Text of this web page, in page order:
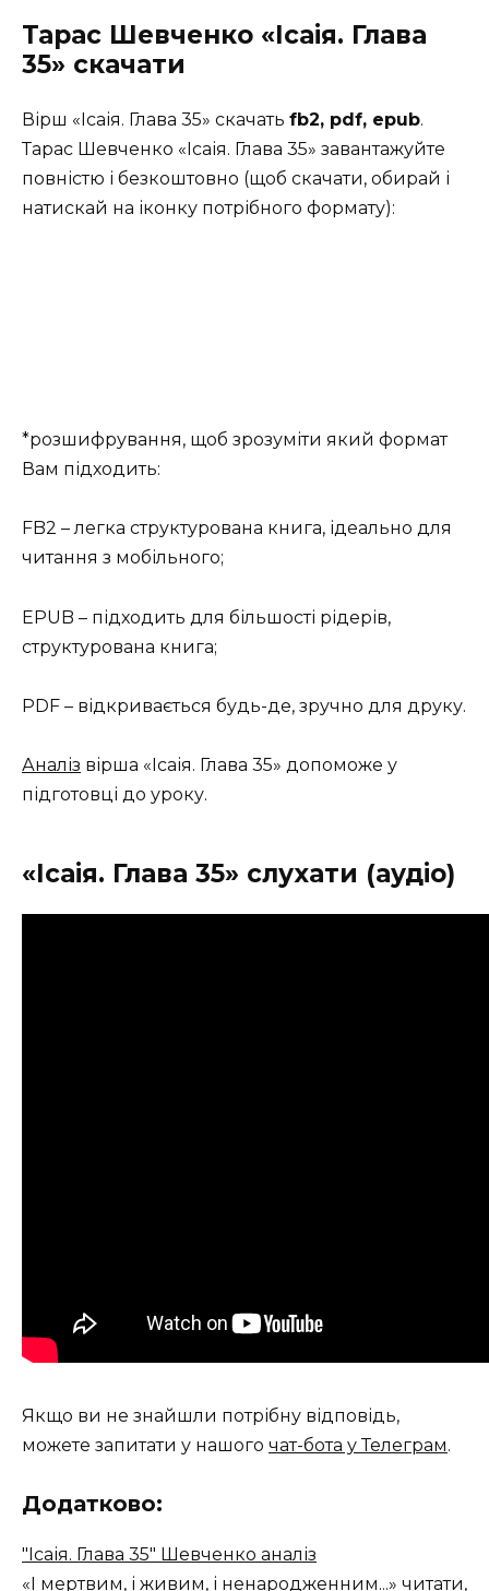
Тарас Шевченко «Ісаія. Глава
35» скачати
Вірш «Ісаія. Глава 35» скачать fb2, pdf, epub.
Тарас Шевченко «Ісаія. Глава 35» завантажуйте
повністю і безкоштовно (щоб скачати, обирай і
натискай на іконку потрібного формату):
*розшифрування, щоб зрозуміти який формат
Вам підходить:
FB2 – легка структурована книга, ідеально для
читання з мобільного;
EPUB – підходить для більшості рідерів,
структурована книга;
PDF – відкривається будь-де, зручно для друку.
Аналіз вірша «Ісаія. Глава 35» допоможе у
підготовці до уроку.
«Ісаія. Глава 35» слухати (аудіо)
Якщо ви не знайшли потрібну відповідь,
можете запитати у нашого чат-бота у Телеграм.
Додатково:
"Ісаія. Глава 35" Шевченко аналіз
«І мертвим, і живим, і ненародженним...» читати,